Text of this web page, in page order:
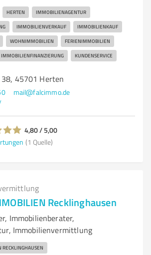
HERTEN IMMOBILIENAGENTUR
IMMOBILIENVERKAUF IMMOBILIENKAUF
WOHNIMMOBILIEN FERIENIMMOBILIEN
IMMOBILIENFINANZIERUNG KUNDENSERVICE
45701 Herten
mail@falcimmo.de
4,80 / 5,00
(1 Quelle)
Recklinghausen
Immobilienberater,
Immobilienvermittlung